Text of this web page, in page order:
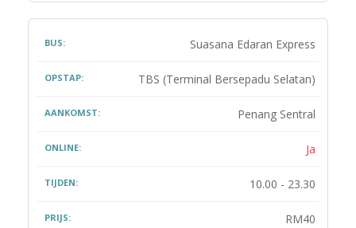
Suasana Edaran Express
TBS (Terminal Bersepadu Selatan)
Penang Sentral
Ja
10.00 - 23.30
RM40